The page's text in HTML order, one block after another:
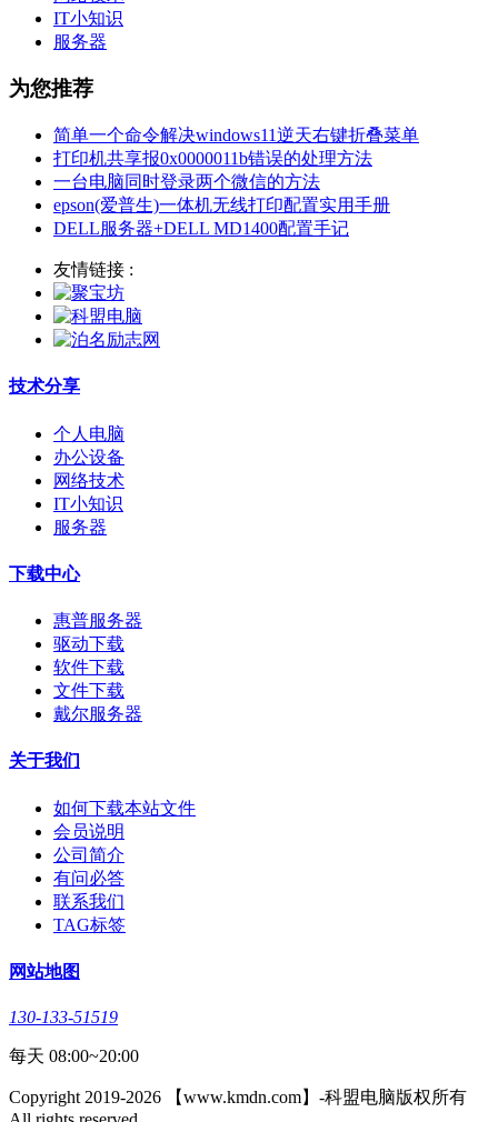
IT小知识
服务器
为您推荐
简单一个命令解决windows11逆天右键折叠菜单
打印机共享报0x0000011b错误的处理方法
一台电脑同时登录两个微信的方法
epson(爱普生)一体机无线打印配置实用手册
DELL服务器+DELL MD1400配置手记
友情链接 :
技术分享
个人电脑
办公设备
网络技术
IT小知识
服务器
下载中心
惠普服务器
驱动下载
软件下载
文件下载
戴尔服务器
关于我们
如何下载本站文件
会员说明
公司简介
有问必答
联系我们
TAG标签
网站地图
130-133-51519
每天 08:00~20:00
Copyright 2019-2026 【www.kmdn.com】-科盟电脑版权所有